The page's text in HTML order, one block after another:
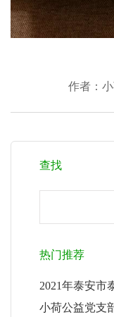
作者：
查找
热门推荐
2021年泰安市
小荷公益党支